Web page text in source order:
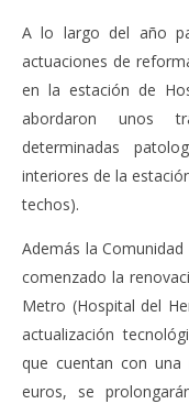
A lo largo del año
actuaciones de
en la estación de
abordaron unos
determinadas
interiores de la
techos).
Además la
comenzado la
Metro (Hospital del
actualización
que cuentan con una
euros, se